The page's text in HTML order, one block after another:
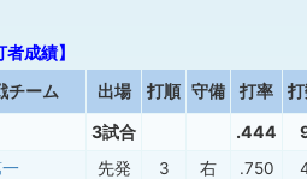
者成績】
チーム 出場 打順 守備 打率
3試合 .444
先発 3 右 .750